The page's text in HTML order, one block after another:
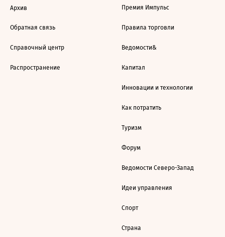
Архив
Обратная связь
Справочный центр
Распространение
Премия Импульс
Правила торговли
Ведомости&
Капитал
Инновации и технологии
Как потратить
Туризм
Форум
Ведомости Северо-Запад
Идеи управления
Спорт
Страна